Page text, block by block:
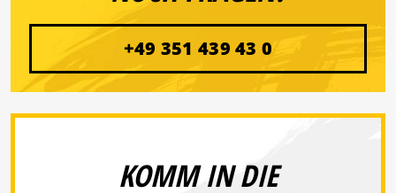
+49 351 439 43 0
KOMM IN DIE